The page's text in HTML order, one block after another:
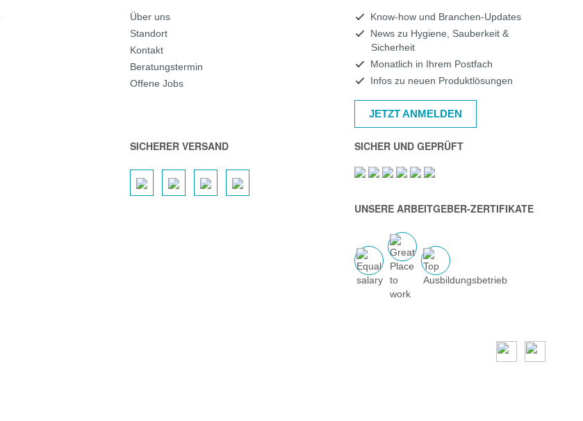
Über uns
Standort
Kontakt
Beratungstermin
Offene Jobs
Know-how und Branchen-Updates
News zu Hygiene, Sauberkeit &
Sicherheit
Monatlich in Ihrem Postfach
Infos zu neuen Produktlösungen
JETZT ANMELDEN
SICHERER VERSAND SICHER UND GEPRÜFT
UNSERE ARBEITGEBER-ZERTIFIKATE